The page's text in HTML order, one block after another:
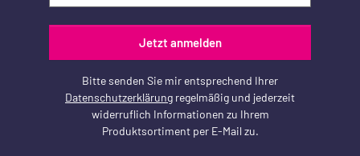
Jetzt anmelden
Bitte senden Sie mir entsprechend Ihrer
Datenschutzerklärung regelmäßig und jederzeit
widerruflich Informationen zu Ihrem
Produktsortiment per E-Mail zu.